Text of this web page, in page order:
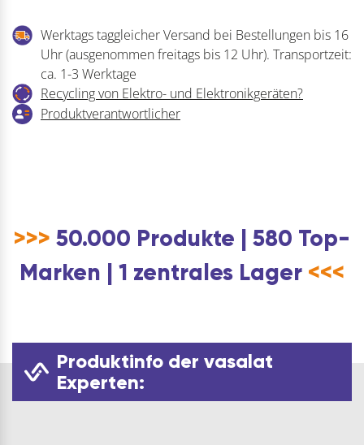
Werktags taggleicher Versand bei Bestellungen bis 16
Uhr (ausgenommen freitags bis 12 Uhr). Transportzeit:
ca. 1-3 Werktage
Recycling von Elektro- und Elektronikgeräten?
Produktverantwortlicher
>>> 50.000 Produkte | 580 Top-
Marken | 1 zentrales Lager <<<
Produktinfo der vasalat
Experten: